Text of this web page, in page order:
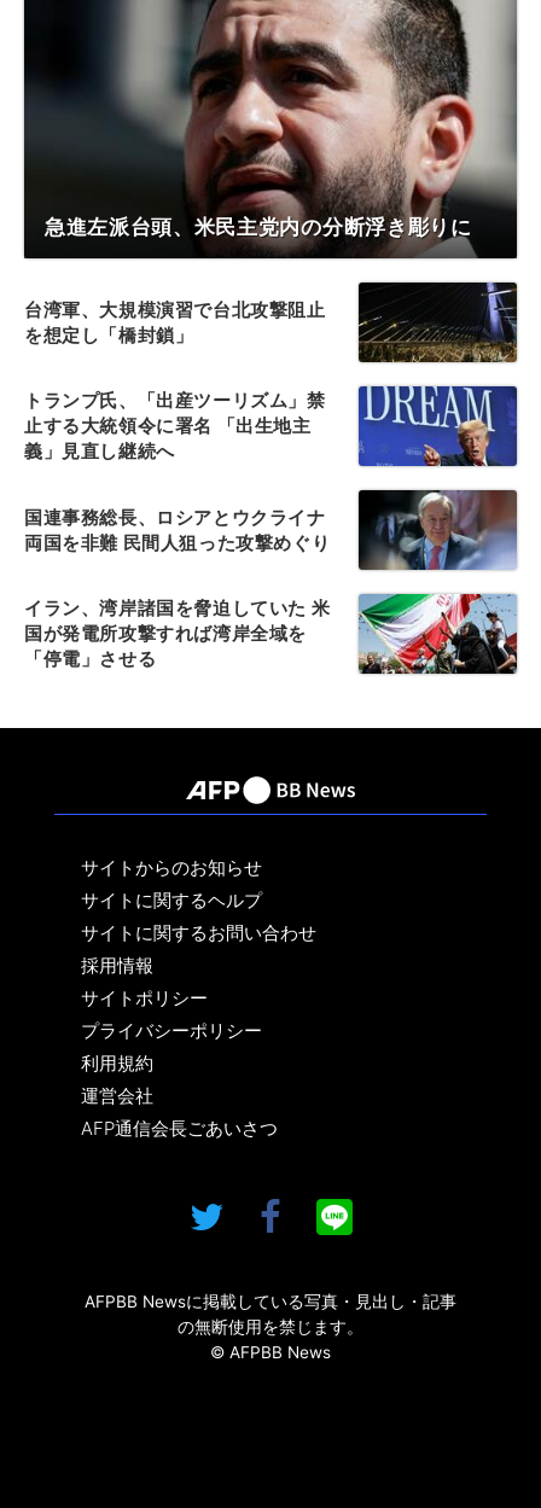
急進左派台頭、米民主党内の分断浮き彫りに
台湾軍、大規模演習で台北攻撃阻止
を想定し「橋封鎖」
トランプ氏、「出産ツーリズム」禁
止する大統領令に署名 「出生地主
義」見直し継続へ
国連事務総長、ロシアとウクライナ
両国を非難 民間人狙った攻撃めぐり
イラン、湾岸諸国を脅迫していた 米
国が発電所攻撃すれば湾岸全域を
「停電」させる
サイトからのお知らせ
サイトに関するヘルプ
サイトに関するお問い合わせ
採用情報
サイトポリシー
プライバシーポリシー
利用規約
運営会社
AFP通信会長ごあいさつ
AFPBB Newsに掲載している写真・見出し・記事
の無断使用を禁じます。
© AFPBB News